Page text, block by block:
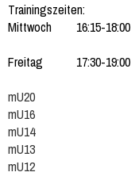
Trainingszeiten:
Mittwoch
16:15-18:00
Freitag
17:30-19:00
mU20
mU16
mU14
mU13
mU12